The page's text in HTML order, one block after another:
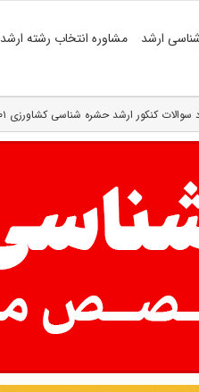
ارشد مشاوره انتخاب رشته ارشد
سوالات کنکور ارشد حشره شناسی کشاورزی ۱۴۰۱